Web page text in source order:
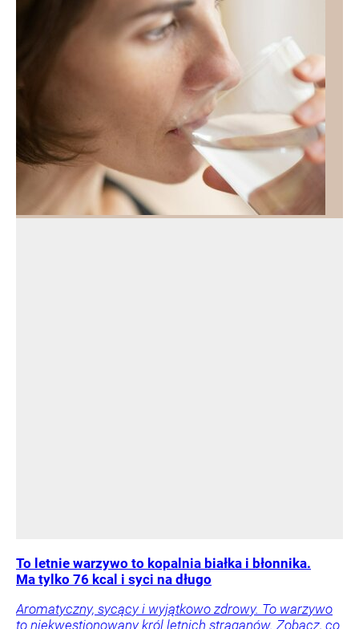
To letnie warzywo to kopalnia białka i błonnika.
Ma tylko 76 kcal i syci na długo
Aromatyczny, sycący i wyjątkowo zdrowy. To warzywo
to niekwestionowany król letnich straganów. Zobacz, co